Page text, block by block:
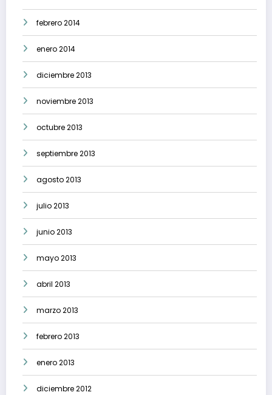
febrero 2014
enero 2014
diciembre 2013
noviembre 2013
octubre 2013
septiembre 2013
agosto 2013
julio 2013
junio 2013
mayo 2013
abril 2013
marzo 2013
febrero 2013
enero 2013
diciembre 2012